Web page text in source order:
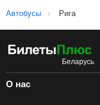
Автобусы Рига
О нас